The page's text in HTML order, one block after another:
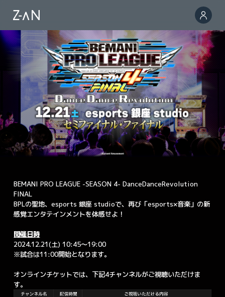
BEMANI PRO LEAGUE -SEASON 4- DanceDanceRevolution
FINAL
BPLの聖地、esports 銀座 studioで、再び「esports×音楽」の新
感覚エンタテインメントを体感せよ！
開催日時
2024.12.21(土) 10:45～19:00
※試合は11:00開始となります。
オンラインチケットでは、下記4チャンネルがご視聴いただけま
す。